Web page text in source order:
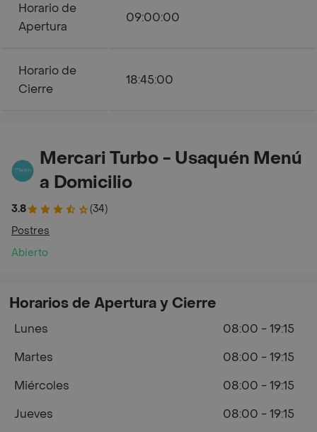
Horario de
Apertura
09:00:00
Horario de
Cierre
18:45:00
Mercari Turbo - Usaquén Menú
a Domicilio
3.8
(34)
Postres
Abierto
Horarios de Apertura y Cierre
Lunes
08:00 - 19:15
Martes
08:00 - 19:15
Miércoles
08:00 - 19:15
Jueves
08:00 - 19:15